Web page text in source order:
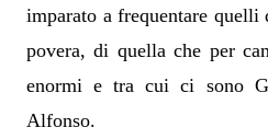
imparato a frequentare quelli
povera, di quella che per
enormi e tra cui ci sono
Alfonso.